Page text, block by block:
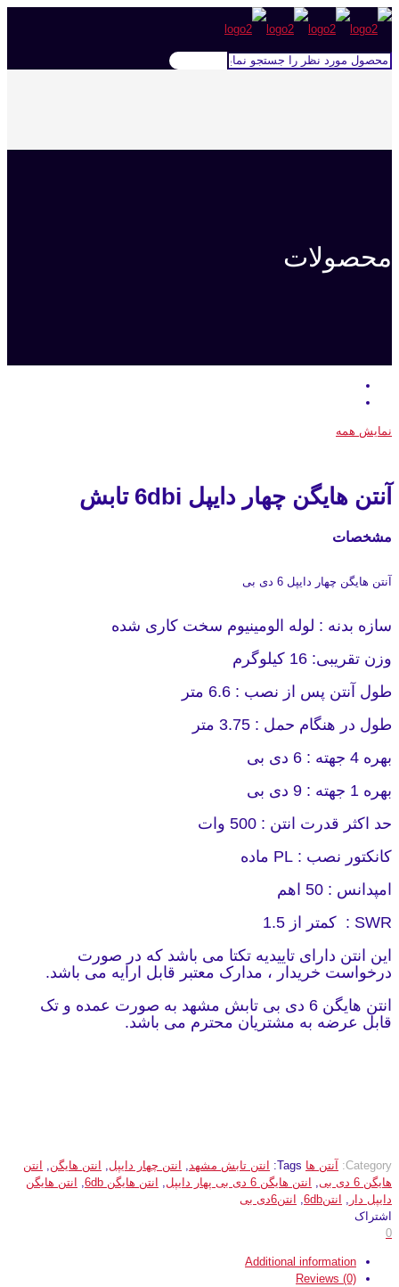
محصولات
نمایش همه
آنتن هایگن چهار دایپل 6dbi تابش
مشخصات
آنتن هایگن چهار دایپل 6 دی بی
سازه بدنه : لوله الومینیوم سخت کاری شده
وزن تقریبی: 16 کیلوگرم
طول آنتن پس از نصب : 6.6 متر
طول در هنگام حمل : 3.75 متر
بهره 4 جهته : 6 دی بی
بهره 1 جهته : 9 دی بی
حد اکثر قدرت انتن : 500 وات
کانکتور نصب : PL ماده
امپدانس : 50 اهم
SWR : کمتر از 1.5
این انتن دارای تاییدیه تکتا می باشد که در صورت
درخواست خریدار ، مدارک معتبر قابل ارایه می باشد.
انتن هایگن 6 دی بی تابش مشهد به صورت عمده و تک
قابل عرضه به مشتریان محترم می باشد.
Category: آنتن ها Tags: انتن تابش مشهد, انتن چهار دایپل, انتن هایگن,
انتن
هایگن 6 دی بی
, انتن هایگن 6 دی بی پهار دایپل , انتن هایگن 6db ,
انتن هایگن
دایپل دار , انتن6db ,
انتن6دی بی
اشتراک
0
Additional information
Reviews (0)